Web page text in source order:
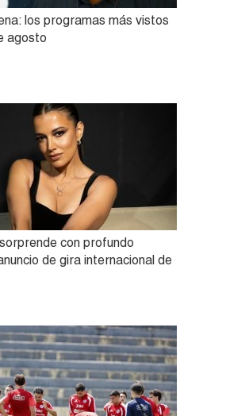
los programas más vistos
agosto
con profundo
de gira internacional de